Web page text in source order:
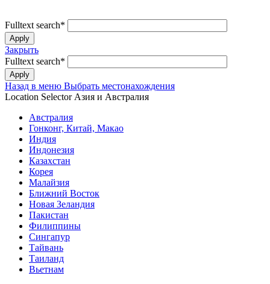
Fulltext search*
Закрыть
Fulltext search*
Назад в меню Выбрать местонахождения
Location Selector Азия и Австралия
Австралия
Гонконг, Китай, Макао
Индия
Индонезия
Казахстан
Корея
Малайзия
Ближний Восток
Новая Зеландия
Пакистан
Филиппины
Сингапур
Тайвань
Таиланд
Вьетнам